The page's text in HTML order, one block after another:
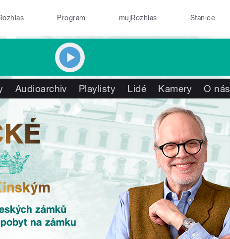
Program mujRozhlas Stanice
Audioarchiv Playlisty Lidé Kamery O nás